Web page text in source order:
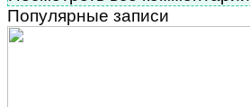
Популярные записи